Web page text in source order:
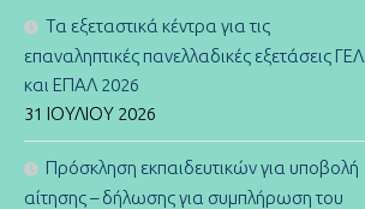
Τα εξεταστικά κέντρα για τις
επαναληπτικές πανελλαδικές εξετάσεις ΓΕΛ
και ΕΠΑΛ 2026
31 ΙΟΥΛΊΟΥ 2026
Πρόσκληση εκπαιδευτικών για υποβολή
αίτησης – δήλωσης για συμπλήρωση του